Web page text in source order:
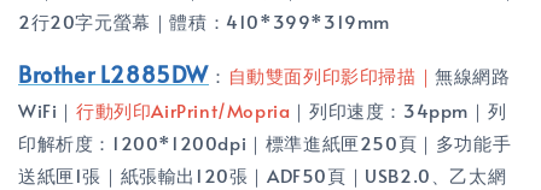
2行20字元螢幕｜體積：410*399*319mm
Brother L2885DW ： 自動雙面列印影印掃描 ｜無線網路
WiFi｜ 行動列印AirPrint/Mopria ｜列印速度：34ppm｜列
印解析度：1200*1200dpi｜標準進紙匣250頁｜多功能手
送紙匣1張｜紙張輸出120張｜ADF50頁｜USB2.0、乙太網